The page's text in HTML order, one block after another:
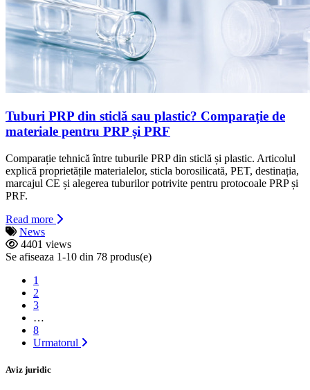
Tuburi PRP din sticlă sau plastic? Comparație de
materiale pentru PRP și PRF
Comparație tehnică între tuburile PRP din sticlă și plastic. Articolul
explică proprietățile materialelor, sticla borosilicată, PET, destinația,
marcajul CE și alegerea tuburilor potrivite pentru protocoale PRP și
PRF.
Read more
News
4401 views
Se afiseaza 1-10 din 78 produs(e)
1
2
3
…
8
Urmatorul
Aviz juridic